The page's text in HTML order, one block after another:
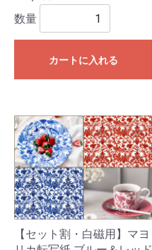
数量
カートに入れる
【セット割・白磁用】マヨ